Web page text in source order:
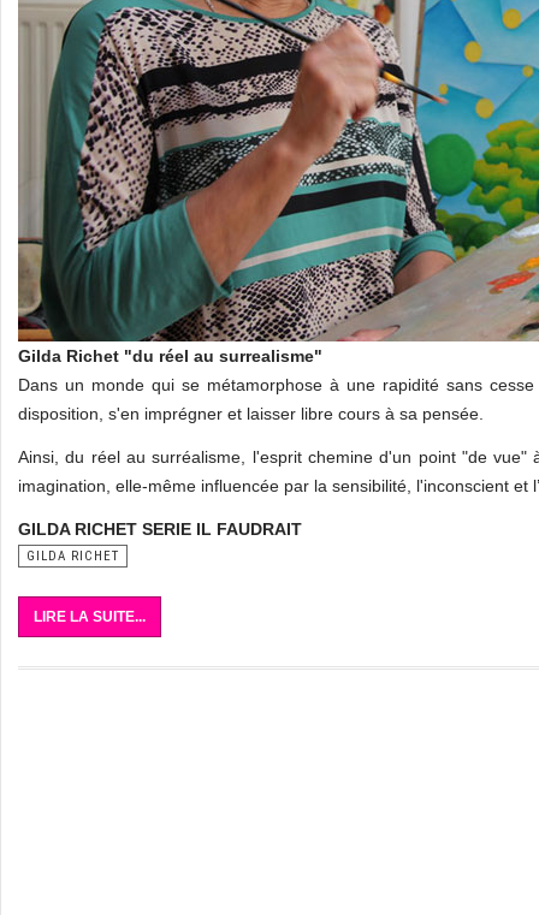
Gilda Richet "du réel au surrealisme"
Dans un monde qui se métamorphose à une rapidité sans
disposition, s'en imprégner et laisser libre cours à sa pensée.
Ainsi, du réel au surréalisme, l'esprit chemine d'un point "de
imagination, elle-même influencée par la sensibilité, l'inconscient et
GILDA RICHET SERIE IL FAUDRAIT
GILDA RICHET
LIRE LA SUITE...